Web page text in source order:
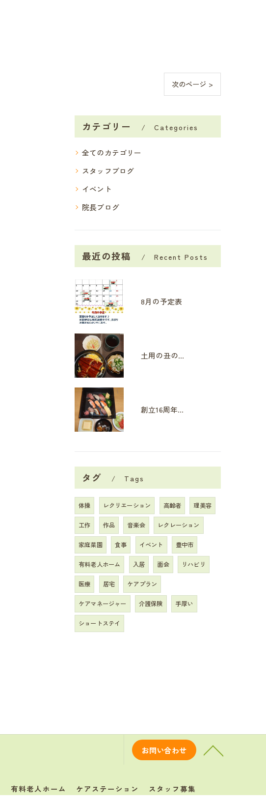
次のページ >
カテゴリー Categories
全てのカテゴリー
スタッフブログ
イベント
院長ブログ
最近の投稿 Recent Posts
8月の予定表
土用の丑の日
創立16周年イベント
タグ Tags
体操 レクリエーション 高齢者 理美容
工作 作品 音楽会 レクレーション
家庭菜園 食事 イベント 豊中市
有料老人ホーム 入居 面会 リハビリ
医療 居宅 ケアプラン
ケアマネージャー 介護保険 手厚い
ショートステイ
お問い合わせ
有料老人ホーム ケアステーション スタッフ募集